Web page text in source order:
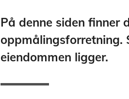
På denne siden finner
oppmålingsforretning.
eiendommen ligger.